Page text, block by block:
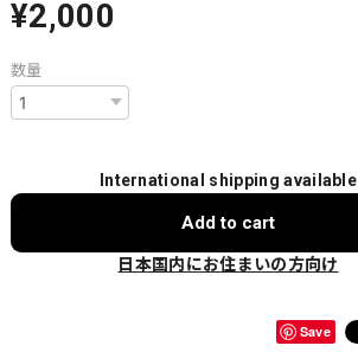
¥2,000
数量
International shipping available
Add to cart
日本国内にお住まいの方向け
Save